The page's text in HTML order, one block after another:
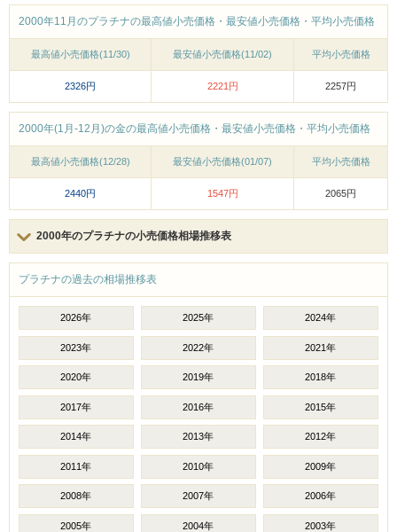
2000年11月のプラチナの最高値小売価格・最安値小売価格・平均小売価格
最高値小売価格(11/30) 最安値小売価格(11/02) 平均小売価格
2326円 2221円 2257円
2000年(1月-12月)の金の最高値小売価格・最安値小売価格・平均小売価格
最高値小売価格(12/28) 最安値小売価格(01/07) 平均小売価格
2440円 1547円 2065円
2000年のプラチナの小売価格相場推移表
プラチナの過去の相場推移表
2026年 2025年 2024年
2023年 2022年 2021年
2020年 2019年 2018年
2017年 2016年 2015年
2014年 2013年 2012年
2011年 2010年 2009年
2008年 2007年 2006年
2005年 2004年 2003年